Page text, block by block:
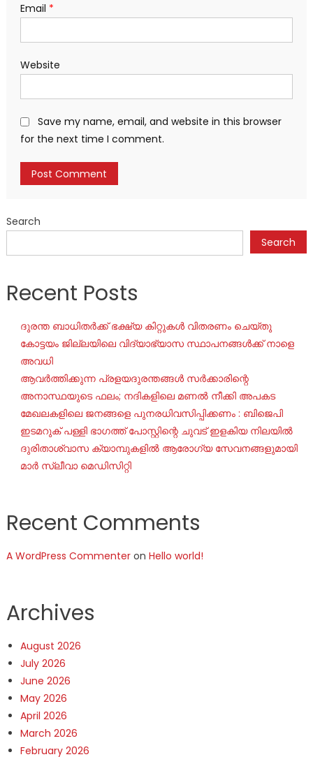
Email *
Website
Save my name, email, and website in this browser
for the next time I comment.
Search
Search
Recent Posts
ദുരന്ത ബാധിതർക്ക് ഭക്ഷ്യ കിറ്റുകൾ വിതരണം ചെയ്തു
കോട്ടയം ജില്ലയിലെ വിദ്യാഭ്യാസ സ്ഥാപനങ്ങൾക്ക് നാളെ
അവധി
ആവർത്തിക്കുന്ന പ്രളയദുരന്തങ്ങൾ സർക്കാരിന്റെ
അനാസ്ഥയുടെ ഫലം; നദികളിലെ മണൽ നീക്കി അപകട
മേഖലകളിലെ ജനങ്ങളെ പുനരധിവസിപ്പിക്കണം : ബിജെപി
ഇടമറുക് പള്ളി ഭാഗത്ത്‌ പോസ്റ്റിന്റെ ചുവട് ഇളകിയ നിലയിൽ
ദുരിതാശ്വാസ ക്യാമ്പുകളിൽ ആരോഗ്യ സേവനങ്ങളുമായി
മാർ സ്ലീവാ മെഡിസിറ്റി
Recent Comments
A WordPress Commenteron Hello world!
Archives
August 2026
July 2026
June 2026
May 2026
April 2026
March 2026
February 2026